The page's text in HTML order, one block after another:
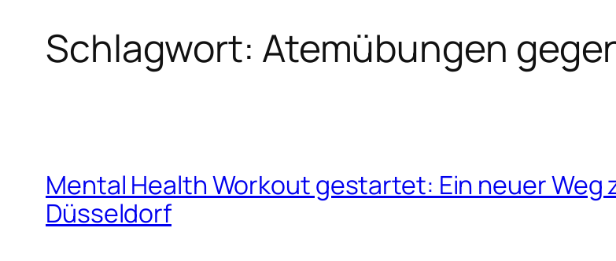
Schlagwort: Atemübungen
Mental Health Workout gestartet: Ein neuer
Düsseldorf